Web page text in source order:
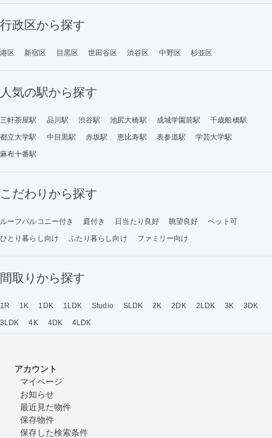
行政区から探す
港区 新宿区 目黒区 世田谷区 渋谷区 中野区 杉並区
人気の駅から探す
三軒茶屋駅 品川駅 渋谷駅 池尻大橋駅 成城学園前駅
千歳船橋駅
都立大学駅
中目黒駅 赤坂駅 恵比寿駅 表参道駅
学芸大学駅
麻布十番駅
こだわりから探す
ルーフバルコニー付き 庭付き 日当たり良好 眺望良好
ペット可
ひとり暮らし向け
ふたり暮らし向け ファミリー向け
間取りから探す
1R 1K 1DK 1LDK Studio SLDK 2K 2DK 2LDK 3K
3DK
3LDK
4K 4DK 4LDK
アカウント
マイページ
お知らせ
最近見た物件
保存物件
保存した検索条件